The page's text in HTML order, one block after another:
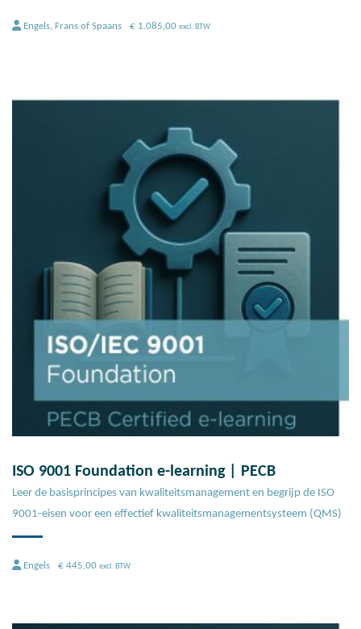
Engels, Frans of Spaans € 1.085,00 excl. BTW
ISO 9001 Foundation e-learning | PECB
Leer de basisprincipes van kwaliteitsmanagement en begrijp de ISO
9001-eisen voor een effectief kwaliteitsmanagementsysteem (QMS)
Engels € 445,00 excl. BTW